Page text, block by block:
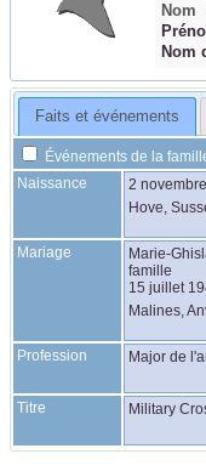
Nom
Nom
Faits et événements
Événements de la
Naissance
2
Hove,
Mariage Marie-
famille
15 juillet
Malines,
Profession Major de
Titre Military